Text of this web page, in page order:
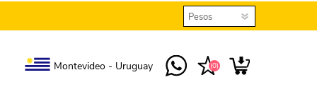
Montevideo - Uruguay (0)